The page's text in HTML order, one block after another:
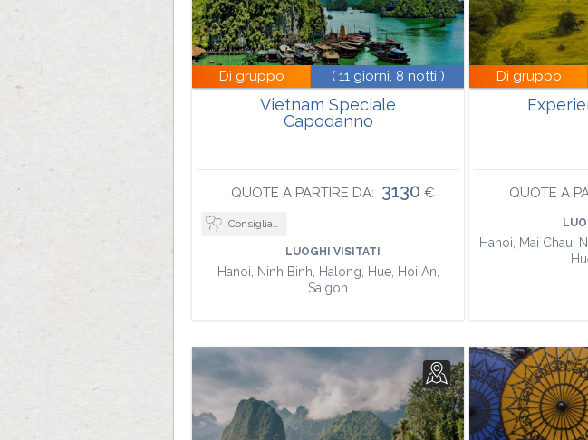
Di gruppo ( 11 giorni, 8 notti )
Vietnam Speciale
Capodanno
QUOTE A PARTIRE DA: 3130 €
Consigliato per viaggi di nozze
LUOGHI VISITATI
Hanoi, Ninh Binh, Halong, Hue, Hoi An,
Saigon
Di gruppo
QUOTE A
Hanoi, Mai Chau,